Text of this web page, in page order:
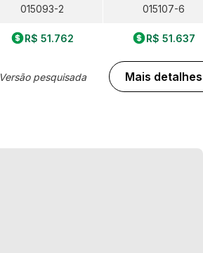
015093-2
R$ 51.762
Versão pesquisada
015107-6
R$ 51.637
Mais detalhes